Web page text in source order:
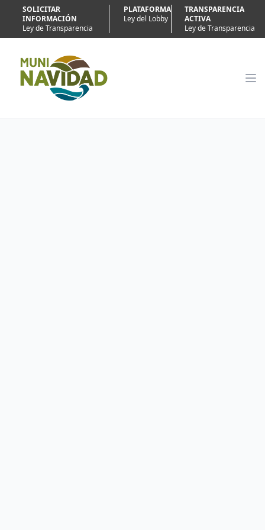
SOLICITAR
INFORMACIÓN
Ley de Transparencia
PLATAFORMA
Ley del Lobby
TRANSPARENCIA
ACTIVA
Ley de Transparencia